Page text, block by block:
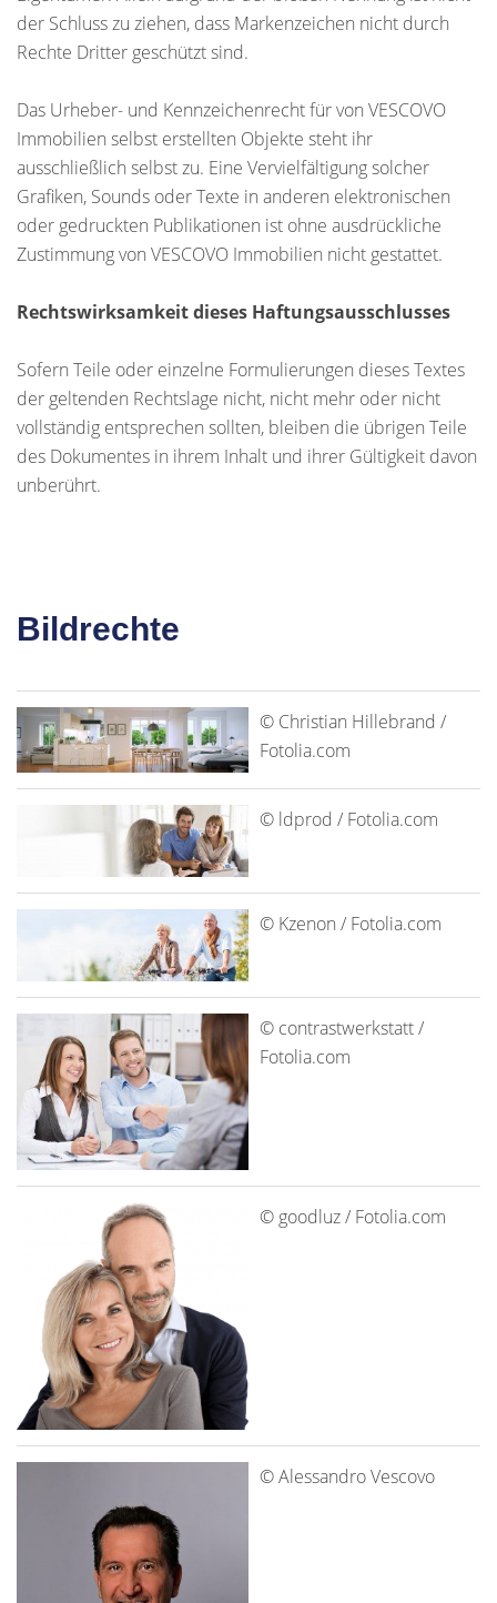
der Schluss zu ziehen, dass Markenzeichen nicht durch
Rechte Dritter geschützt sind.
Das Urheber- und Kennzeichenrecht für von VESCOVO
Immobilien selbst erstellten Objekte steht ihr
ausschließlich selbst zu. Eine Vervielfältigung solcher
Grafiken, Sounds oder Texte in anderen elektronischen
oder gedruckten Publikationen ist ohne ausdrückliche
Zustimmung von VESCOVO Immobilien nicht gestattet.
Rechtswirksamkeit dieses Haftungsausschlusses
Sofern Teile oder einzelne Formulierungen dieses Textes
der geltenden Rechtslage nicht, nicht mehr oder nicht
vollständig entsprechen sollten, bleiben die übrigen Teile
des Dokumentes in ihrem Inhalt und ihrer Gültigkeit davon
unberührt.
Bildrechte
© Christian Hillebrand /
Fotolia.com
© ldprod / Fotolia.com
© Kzenon / Fotolia.com
© contrastwerkstatt /
Fotolia.com
© goodluz / Fotolia.com
© Alessandro Vescovo